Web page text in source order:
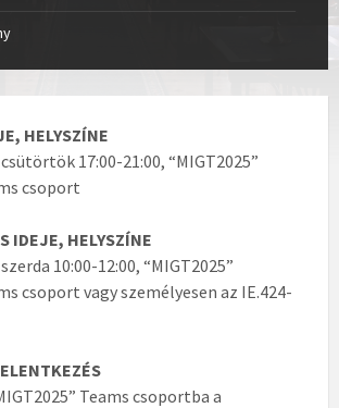
HELYSZÍNE
17:00-21:00, “MIGT2025”
csoport
IDEJE, HELYSZÍNE
10:00-12:00, “MIGT2025”
csoport vagy személyesen az IE.424-
Teams csoportba a